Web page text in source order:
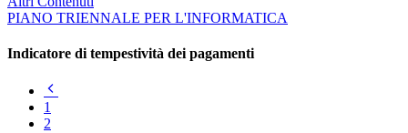
PIANO TRIENNALE PER L'INFORMATICA
Indicatore di tempestività dei pagamenti
1
2